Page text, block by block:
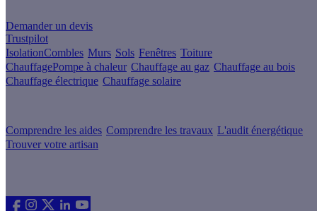
Demander un devis
Trustpilot
IsolationCombles Murs Sols Fenêtres Toiture
ChauffagePompe à chaleur Chauffage au gaz Chauffage au bois
Chauffage électrique Chauffage solaire
Comprendre les aides Comprendre les travaux L'audit énergétique
Trouver votre artisan